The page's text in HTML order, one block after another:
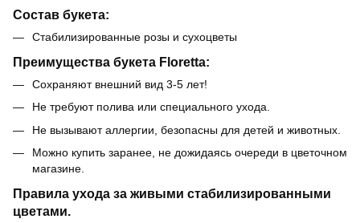
Состав букета:
Стабилизированные розы и сухоцветы
Преимущества букета Floretta:
Сохраняют внешний вид 3-5 лет!
Не требуют полива или специального ухода.
Не вызывают аллергии, безопасны для детей и животных.
Можно купить заранее, не дожидаясь очереди в цветочном
магазине.
Правила ухода за живыми стабилизированными
цветами.